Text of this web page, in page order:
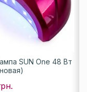
SUN One 48 Вт